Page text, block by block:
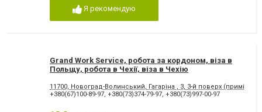
Я рекомендую
Grand Work Service, робота за кордоном, віза в
Польщу, робота в Чехії, віза в Чехію
11700, Новоград-Волинський, Гагаріна , 3, 3-й поверх
+380(67)100-89-97, +380(73)374-79-97, +380(73)997-00-97